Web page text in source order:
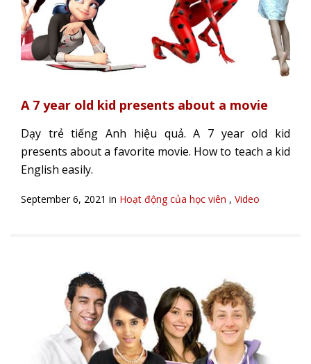
A 7 year old kid presents about a movie
Dạy trẻ tiếng Anh hiệu quả. A 7 year old kid
presents about a favorite movie. How to teach a kid
English easily.
September 6, 2021 in Hoạt động của học viên , Video